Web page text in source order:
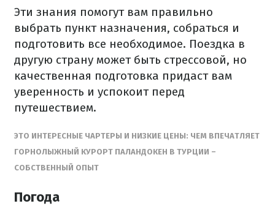
Эти знания помогут вам правильно
выбрать пункт назначения, собраться и
подготовить все необходимое. Поездка в
другую страну может быть стрессовой, но
качественная подготовка придаст вам
уверенность и успокоит перед
путешествием.
ЭТО ИНТЕРЕСНЫЕ ЧАРТЕРЫ И НИЗКИЕ ЦЕНЫ: ЧЕМ ВПЕЧАТЛЯЕТ
ГОРНОЛЫЖНЫЙ КУРОРТ ПАЛАНДОКЕН В ТУРЦИИ –
СОБСТВЕННЫЙ ОПЫТ
Погода